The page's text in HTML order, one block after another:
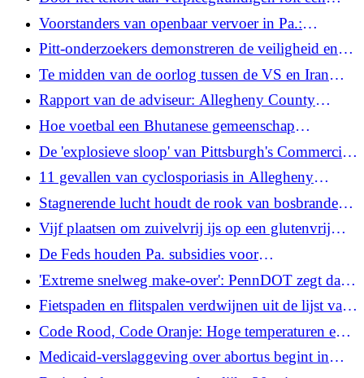
universiteit de welkomstmat voor mannen uit
Voorstanders van openbaar vervoer in Pa.:
Begroting schendt financiering voor
agentschappen die 'uitbloeden'
Pitt-onderzoekers demonstreren de veiligheid en
effectiviteit van hersenimplantaten die zijn
ontworpen om de aanraking te herstellen
Te midden van de oorlog tussen de VS en Iran
kondigen Houthi’s een blokkade af van een andere
belangrijke zeestraat: Bab el-Mandeb
Rapport van de adviseur: Allegheny County
kampt met een groot tekort in het pensioenfonds
Hoe voetbal een Bhutanese gemeenschap
samenbrengt in Harrisburg, Pennsylvania.
De 'explosieve sloop' van Pittsburgh's Commercial
Street Bridge dreunt door heel Edgewood
11 gevallen van cyclosporiasis in Allegheny
County terwijl federaal onderzoek de oorsprong
blijft volgen
Stagnerende lucht houdt de rook van bosbranden
in Pittsburgh tot en met zaterdag tegen;
buitenprogramma's gesloten
Vijf plaatsen om zuivelvrij ijs op een glutenvrij
hoorntje te krijgen in Pittsburgh
De Feds houden Pa. subsidies voor
terrorismebestrijding en cyberbeveiliging in te
midden van eisen op het gebied van
verkiezingsveiligheid
'Extreme snelweg make-over': PennDOT zegt dat
de demo van de I-376-brug op schema ligt
Fietspaden en flitspalen verdwijnen uit de lijst van
bewezen veiligheidsmaatregelen van het DOT
Code Rood, Code Oranje: Hoge temperaturen en
slechte luchtkwaliteit in Pittsburgh deze week
Medicaid-verslaggeving over abortus begint in